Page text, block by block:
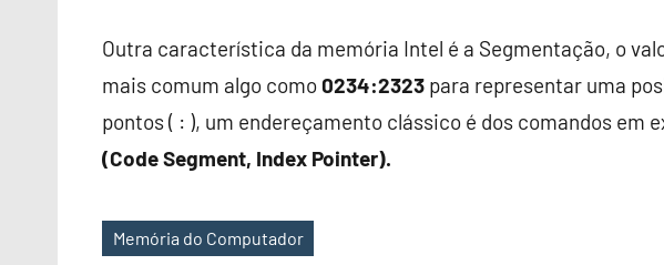
Outra característica da memória Intel é a Segmentação, o
mais comum algo como0234:2323 para representar uma
pontos ( : ), um endereçamento clássico é dos comandos em
(Code Segment, Index Pointer).
Tags
Memória do Computador